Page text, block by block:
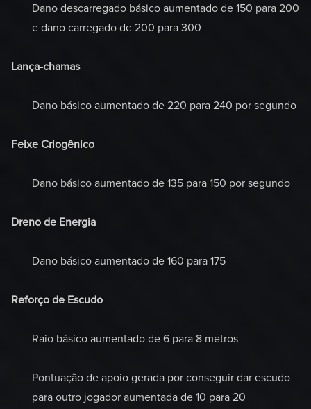
Dano descarregado básico aumentado de 150 para 200
e dano carregado de 200 para 300
Lança-chamas
Dano básico aumentado de 220 para 240 por segundo
Feixe Criogênico
Dano básico aumentado de 135 para 150 por segundo
Dreno de Energia
Dano básico aumentado de 160 para 175
Reforço de Escudo
Raio básico aumentado de 6 para 8 metros
Pontuação de apoio gerada por conseguir dar escudo
para outro jogador aumentada de 10 para 20